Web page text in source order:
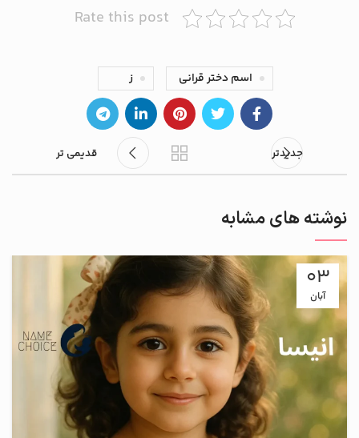
Rate this post
اسم دختر قرانی ز
جدیدتر قدیمی تر
نوشته های مشابه
03
آبان